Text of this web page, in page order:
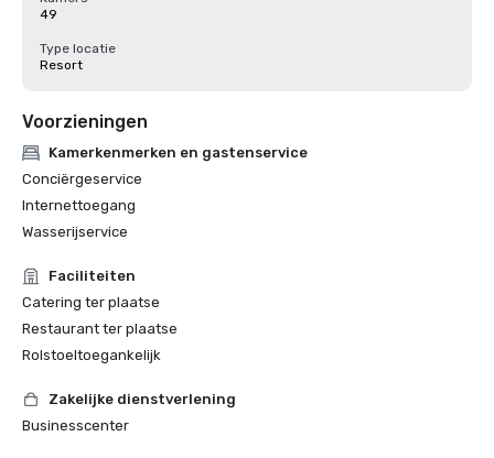
49
Type locatie
Resort
Voorzieningen
Kamerkenmerken en gastenservice
Conciërgeservice
Internettoegang
Wasserijservice
Faciliteiten
Catering ter plaatse
Restaurant ter plaatse
Rolstoeltoegankelijk
Zakelijke dienstverlening
Businesscenter